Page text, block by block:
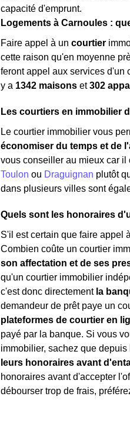
capacité d'emprunt.
Logements à Carnoules :
Faire appel à un courtier
cette raison qu'en moyenne
feront appel aux services d'un
y a 1342 maisons et302
Les courtiers en immobilier
Le courtier immobilier vous
économiser du temps et de
vous conseiller au mieux car
Toulon ou Draguignan plutôt
dans plusieurs villes sont
Quels sont les honoraires
S'il est certain que faire appel
Combien coûte un courtier
son affectation et de ses
qu'un courtier immobilier
c'est donc directement la
demandeur de prêt paye un
plateformes de courtier en
payé par la banque. Si vous
immobilier, sachez que
leurs honoraires avant
honoraires avant d'accepter
débourser trop de frais,